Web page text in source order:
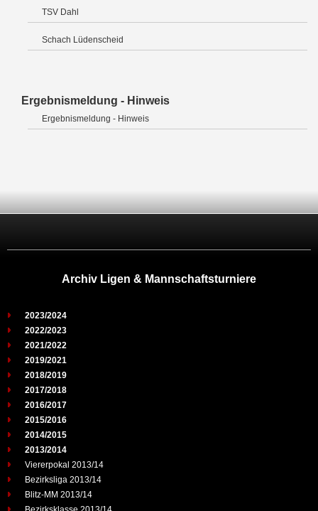
TSV Dahl
Schach Lüdenscheid
Ergebnismeldung - Hinweis
Ergebnismeldung - Hinweis
Archiv Ligen & Mannschaftsturniere
2023/2024
2022/2023
2021/2022
2019/2021
2018/2019
2017/2018
2016/2017
2015/2016
2014/2015
2013/2014
Viererpokal 2013/14
Bezirksliga 2013/14
Blitz-MM 2013/14